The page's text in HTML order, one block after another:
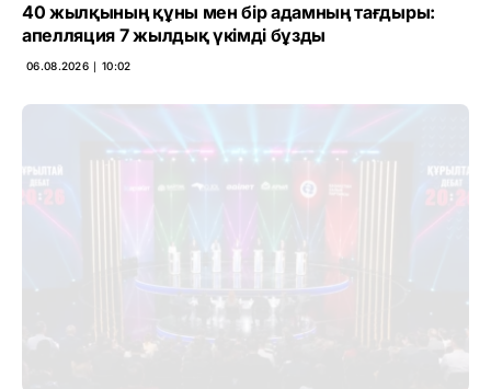
40 жылқының құны мен бір адамның тағдыры:
апелляция 7 жылдық үкімді бұзды
06.08.2026 ∣ 10:02